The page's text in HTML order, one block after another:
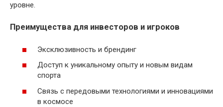
уровне.
Преимущества для инвесторов и игроков
Эксклюзивность и брендинг
Доступ к уникальному опыту и новым видам
спорта
Связь с передовыми технологиями и инновациями
в космосе